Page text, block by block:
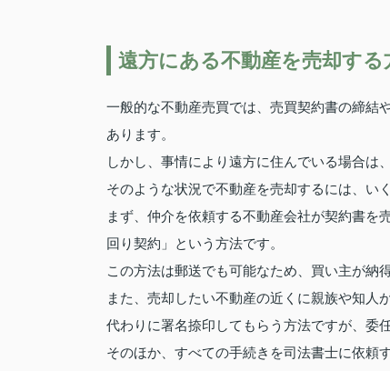
遠方にある不動産を売却する
一般的な不動産売買では、売買契約書の締結
あります。
しかし、事情により遠方に住んでいる場合は
そのような状況で不動産を売却するには、い
まず、仲介を依頼する不動産会社が契約書を
回り契約」という方法です。
この方法は郵送でも可能なため、買い主が納
また、売却したい不動産の近くに親族や知人
代わりに署名捺印してもらう方法ですが、委
そのほか、すべての手続きを司法書士に依頼